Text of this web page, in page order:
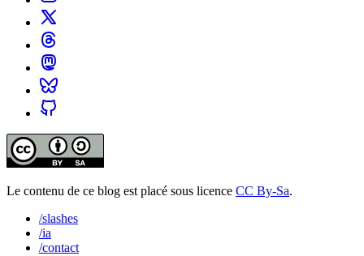
Le contenu de ce blog est placé sous licence CC By-Sa.
/slashes
/ia
/contact